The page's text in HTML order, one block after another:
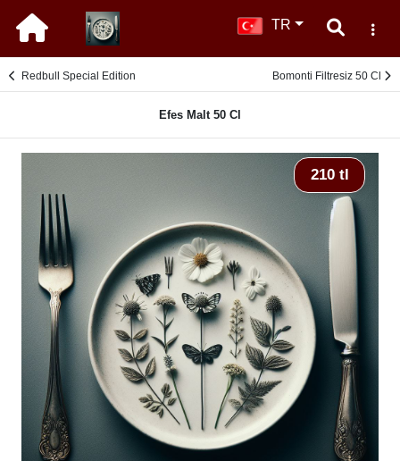
TR
Redbull Special Edition Bomonti Filtresiz 50 Cl
Efes Malt 50 Cl
210 tl